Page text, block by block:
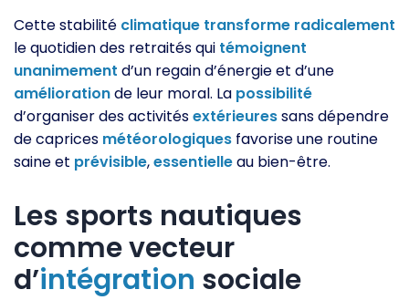
Cette stabilité climatique transforme radicalement
le quotidien des retraités qui témoignent
unanimement d’un regain d’énergie et d’une
améliorationde leur moral. La possibilité
d’organiser des activitésextérieuressans dépendre
de caprices météorologiques favorise une routine
saine et prévisible,essentielleau bien-être.
Les sports nautiques
comme vecteur
d’intégration sociale